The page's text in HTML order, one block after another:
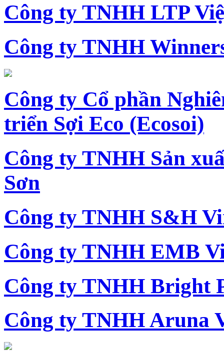
Công ty TNHH LTP
Công ty TNHH
Công ty Cổ phần
triển Sợi Eco (Ecosoi)
Công ty TNHH Sản
Sơn
Công ty TNHH S&H
Công ty TNHH EMB
Công ty TNHH Bright
Công ty TNHH Aruna